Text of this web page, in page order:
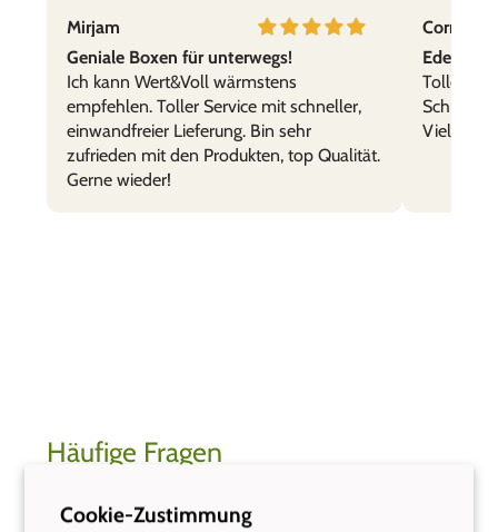
Cookie-Zustimmung
Mirjam
Geniale Boxen für unterwegs!
Ich kann Wert&Voll wärmstens
empfehlen. Toller Service mit schneller,
einwandfreier Lieferung. Bin sehr
zufrieden mit den Produkten, top Qualität.
Gerne wieder!
Cornelia,
Tolle
Schnelle
Vielen
Häufige Fragen
findest du auf unserer FAQ-Seite.